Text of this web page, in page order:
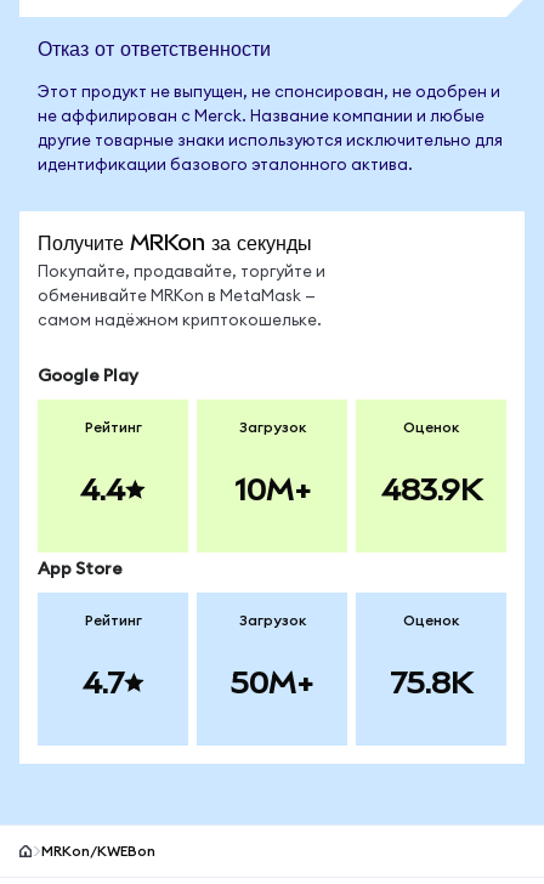
Отказ от ответственности
Этот продукт не выпущен, не спонсирован, не одобрен и
не аффилирован с Merck. Название компании и любые
другие товарные знаки используются исключительно для
идентификации базового эталонного актива.
Получите MRKon за секунды
Покупайте, продавайте, торгуйте и
обменивайте MRKon в MetaMask —
самом надёжном криптокошельке.
Google Play
Рейтинг
4.4
Загрузок
10M+
Оценок
483.9K
App Store
Рейтинг
4.7
Загрузок
50M+
Оценок
75.8K
MRKon/KWEBon